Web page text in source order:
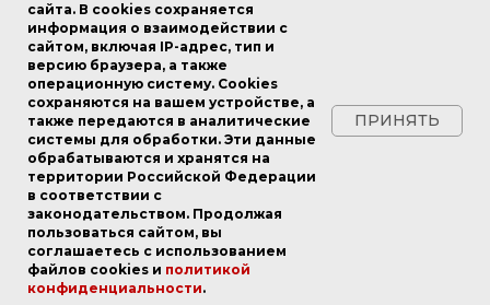
сайта. В cookies сохраняется
информация о взаимодействии с
сайтом, включая IP-адрес, тип и
версию браузера, а также
операционную систему. Cookies
сохраняются на вашем устройстве, а
также передаются в аналитические
системы для обработки. Эти данные
обрабатываются и хранятся на
территории Российской Федерации
в соответствии с
законодательством. Продолжая
пользоваться сайтом, вы
соглашаетесь с использованием
файлов cookies и политикой
конфиденциальности.
ПРИНЯТЬ
© Фонд Сергея Безрукова.
Все права защищены.
Политика в отношении обработки персональных данных
Информация о возврате билетов
*Meta — признана экстремистской организацией, запрещена
на территории Российской Федерации.